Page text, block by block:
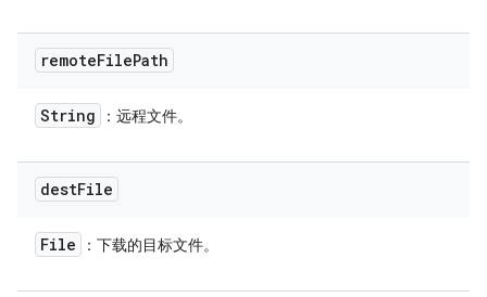
remoteFilePath
String ：远程文件。
destFile
File ：下载的目标文件。